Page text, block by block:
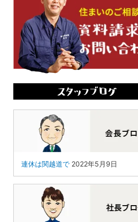
連休は関越道で 2022年5月9日